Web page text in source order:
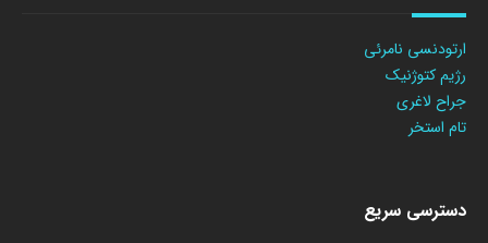
ارتودنسی نامرئی
رژیم کتوژنیک
جراح لاغری
تام استخر
دسترسی سریع